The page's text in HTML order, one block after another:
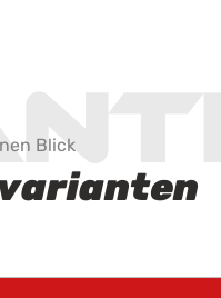
Blick